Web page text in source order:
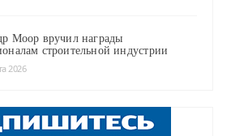
Моор вручил награды
строительной индустрии
2026